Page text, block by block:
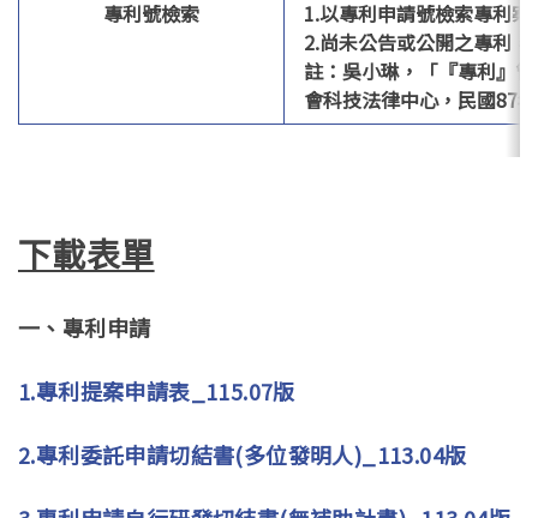
專利號檢索
1.以專利申請號檢索專利
2.尚未公告或公開之專利
註：吳小琳，「『專利』
會科技法律中心，民國87
下載表單
一、專利申請
1.專利提案申請表_115.07版
2.專利委託申請切結書(多位發明人)_113.04版